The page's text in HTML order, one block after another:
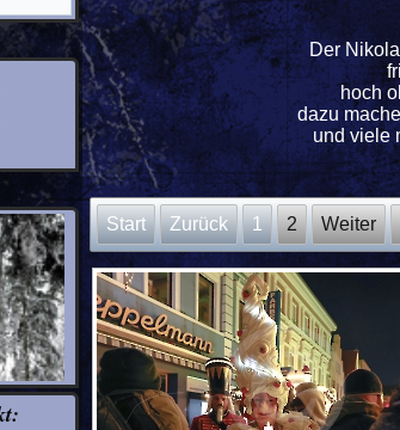
Der
hoch
dazu
und viele
Start
Zurück 1 2 Weiter